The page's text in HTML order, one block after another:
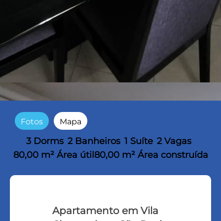
Fotos Mapa
3 Dorms 2 Banheiros 1 Suíte 2 Vagas
80,00 m² Área útil80,00 m² Área construída
Apartamento em Vila